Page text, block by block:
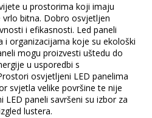
u prostorima koji imaju
bitna. Dobro osvjetljen
i efikasnosti. Led paneli
organizacijama koje su ekološki
mogu proizvesti uštedu do
u usporedbi s
osvjetljeni LED panelima
svjetla velike površine te nije
LED paneli savršeni su izbor za
lustera.